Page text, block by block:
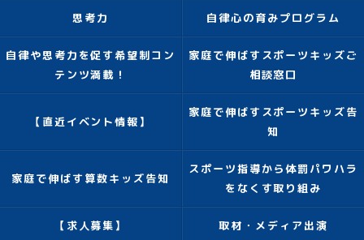
思考力 自律心の育みプログラム
自律や思考力を促す希望制コン
テンツ満載！
家庭で伸ばすスポーツキッズご
相談窓口
【直近イベント情報】
家庭で伸ばすスポーツキッズ告
知
家庭で伸ばす算数キッズ告知
スポーツ指導から体罰パワハラ
をなくす取り組み
【求人募集】 取材・メディア出演